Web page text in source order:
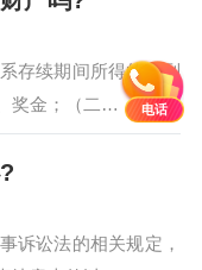
存续期间所得的下列
奖金；（二…
诉讼法的相关规定，
电话